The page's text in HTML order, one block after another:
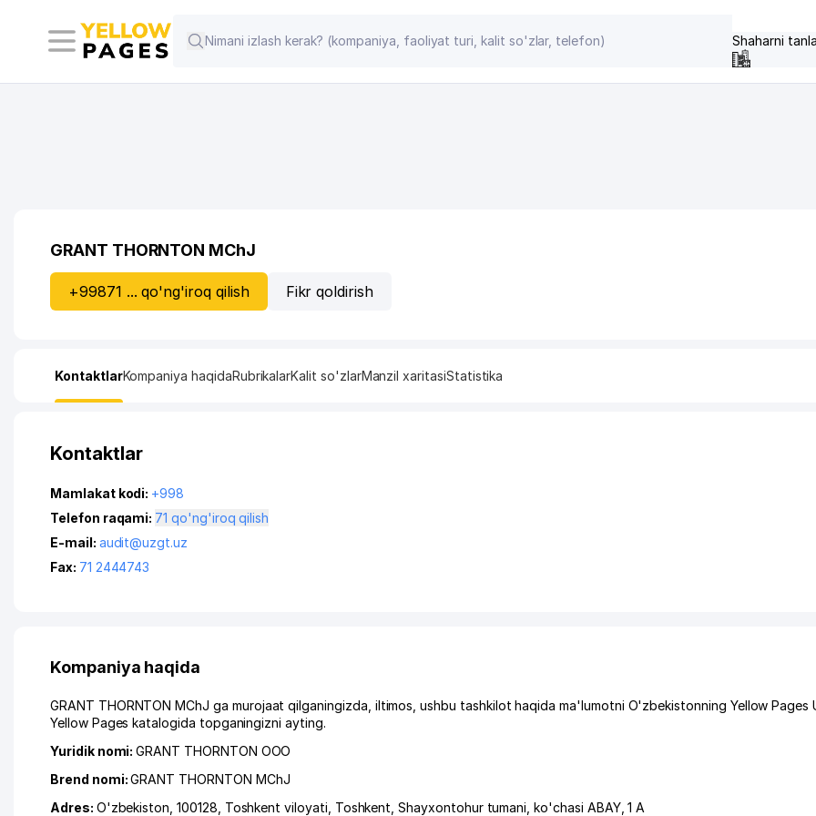
Shaharni
GRANT THORNTON MChJ
+99871 ... qo'ng'iroq qilish Fikr qoldirish
KontaktlarKompaniya haqidaRubrikalarKalit so'zlarManzil xaritasiStatistika
Kontaktlar
Mamlakat kodi: +998
Telefon raqami:
71 qo'ng'iroq qilish
E-mail: audit@uzgt.uz
Fax: 71 2444743
Kompaniya haqida
GRANT THORNTON MChJ ga murojaat qilganingizda, iltimos, ushbu tashkilot haqida ma'lumotni O'zbekistonning Yellow Pages
Yellow Pages katalogida topganingizni ayting.
Yuridik nomi:GRANT THORNTON ООО
Brend nomi:GRANT THORNTON MChJ
Adres: O'zbekiston, 100128, Toshkent viloyati Toshkent ,Shayxontohur tumani ,ko'chasi ABAY, 1 А